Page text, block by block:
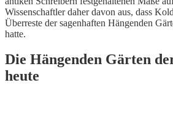
Wissenschaftler daher davon aus, dass
Überreste der sagenhaften Hängenden
hatte.
Die Hängenden Gärten
heute